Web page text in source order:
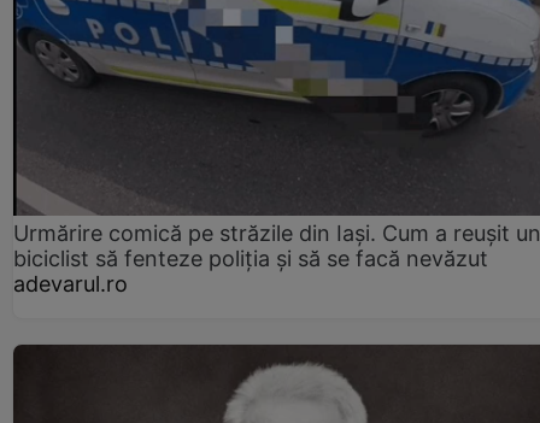
Urmărire comică pe străzile din Iași. Cum a reușit un
biciclist să fenteze poliția și să se facă nevăzut
adevarul.ro